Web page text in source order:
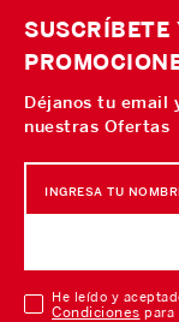
SUSCRÍBETE
Déjanos tu email
nuestras Ofertas
He leído y
Condiciones para